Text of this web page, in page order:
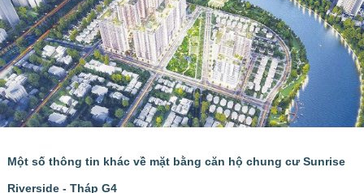
Một số thông tin khác về mặt bằng căn hộ chung cư Sunrise
Riverside - Tháp G4